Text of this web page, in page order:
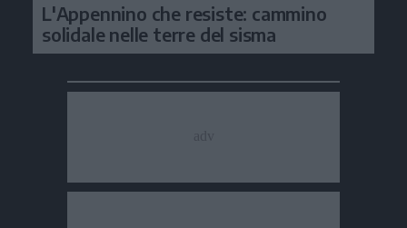
L'Appennino che resiste: cammino
solidale nelle terre del sisma